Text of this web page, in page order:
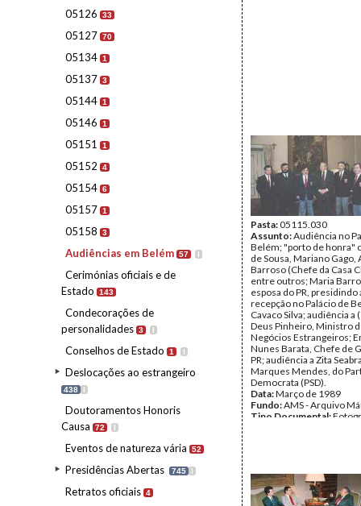
05126 33
05127 70
05134 1
05137 3
05144 1
05146 1
05151 1
05152 4
05154 6
05157 1
05158 3
Audiências em Belém 57 I
Cerimónias oficiais e de
Estado
143
Condecorações de
personalidades 3 I
Conselhos de Estado 1 I
Deslocações ao estrangeiro
438 I
Doutoramentos Honoris
Causa
72 I
Eventos de natureza vária 52
Presidências Abertas 745 I
Retratos oficiais 4
Pasta:05115.030
Assunto:Audiência no
Belém; "porto de honra"
de Sousa, Mariano Gago,
Barroso (Chefe da Casa
entre outros; Maria
esposa do PR, presidindo
recepção no Palácio de
Cavaco Silva; audiência a (
Deus Pinheiro, Ministro
Negócios Estrangeiros;
Nunes Barata, Chefe de
PR; audiência a Zita
Marques Mendes, do
Democrata (PSD).
Data:Março de 1989
Fundo:AMS - Arquivo
Tipo Documental: